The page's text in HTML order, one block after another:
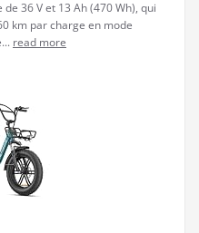
36 V et 13 Ah (470 Wh), qui
km par charge en mode
read more